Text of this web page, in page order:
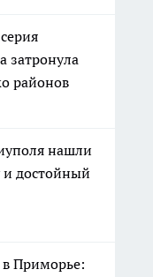
затронула
районов
нашли
и достойный
в Приморье: